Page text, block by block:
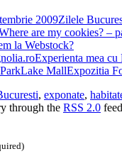
Zilele
are my cookies? –
la Webstock?
Experienta mea
Expozitia
, exponate,
through the RSS 2.0